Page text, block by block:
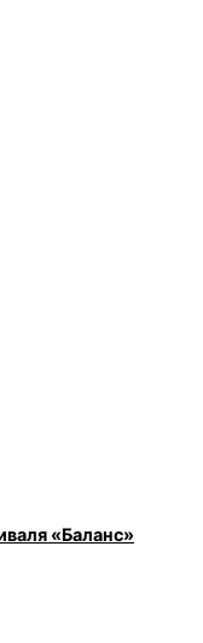
«Баланс»